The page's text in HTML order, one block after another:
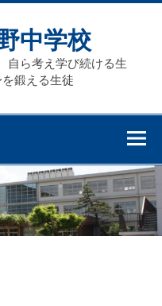
中学校
ら考え学び続ける生
鍛える生徒